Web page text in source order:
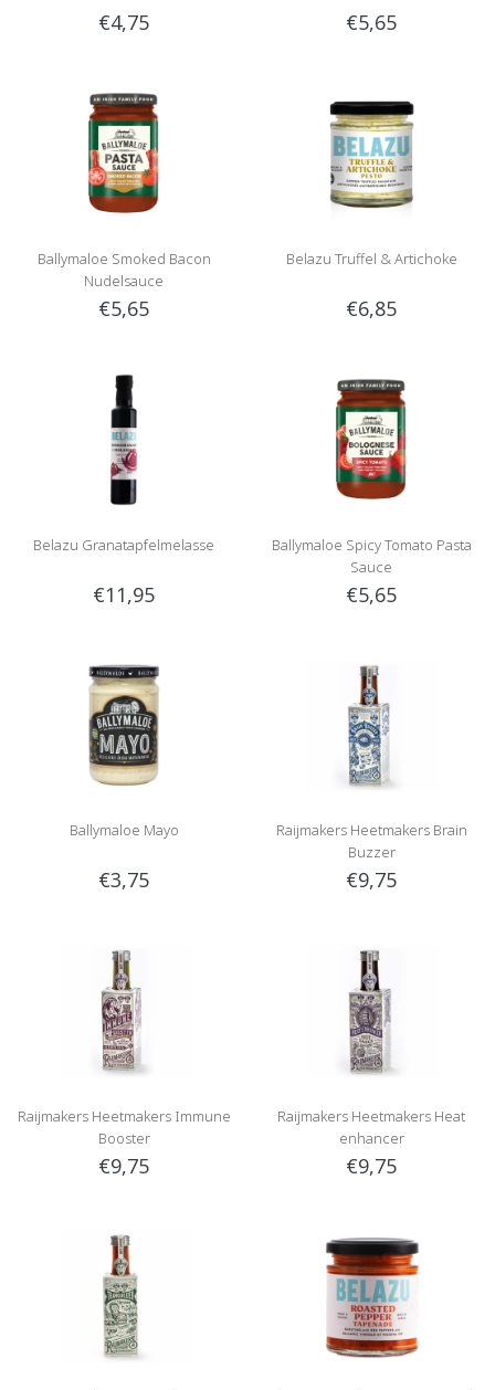
€4,75 €5,65
Ballymaloe Smoked Bacon
Nudelsauce
€5,65
Belazu Truffel & Artichoke
€6,85
Belazu Granatapfelmelasse
€11,95
Ballymaloe Spicy Tomato Pasta
Sauce
€5,65
Ballymaloe Mayo
€3,75
Raijmakers Heetmakers Brain
Buzzer
€9,75
Raijmakers Heetmakers Immune
Booster
€9,75
Raijmakers Heetmakers Heat
enhancer
€9,75